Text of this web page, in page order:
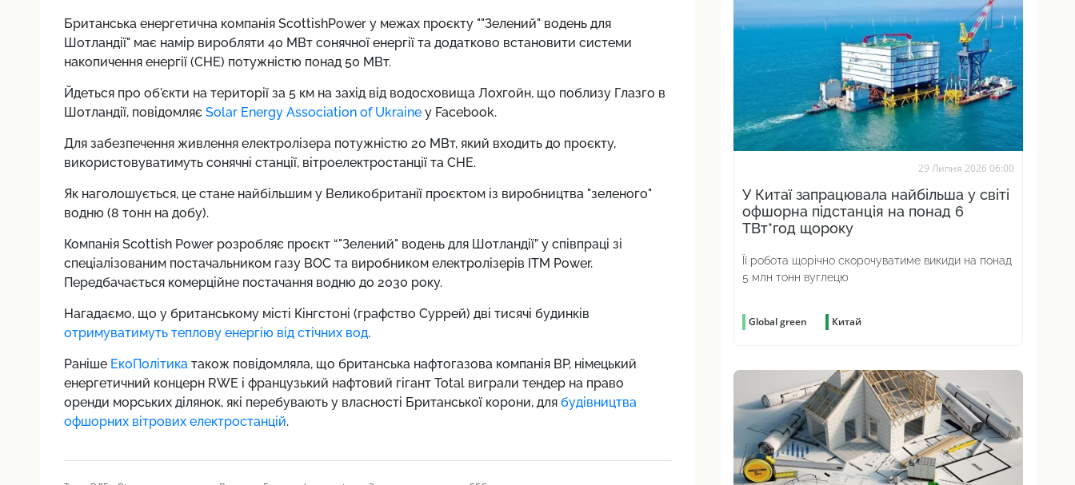
Британська енергетична компанія ScottishPower у межах проєкту ""Зелений" водень для
Шотландії" має намір виробляти 40 МВт сонячної енергії та додатково встановити системи
накопичення енергії (СНЕ) потужністю понад 50 МВт.
Йдеться про об'єкти на території за 5 км на захід від водосховища Лохгойн, що поблизу Глазго в
Шотландії, повідомляє Solar Energy Association of Ukraineу Facebook.
Для забезпечення живлення електролізера потужністю 20 МВт, який входить до проєкту,
використовуватимуть сонячні станції, вітроелектростанції та СНЕ.
Як наголошується, це стане найбільшим у Великобританії проєктом із виробництва "зеленого"
водню (8 тонн на добу).
Компанія Scottish Power розробляє проєкт “"Зелений" водень для Шотландії” у співпраці зі
спеціалізованим постачальником газу BOC та виробником електролізерів ITM Power.
Передбачається комерційне постачання водню до 2030 року.
Нагадаємо, що у британському місті Кінгстоні (графство Суррей) дві тисячі будинків
отримуватимуть теплову енергію від стічних вод.
Раніше ЕкоПолітикатакож повідомляла, що британська нафтогазова компанія BP, німецький
енергетичний концерн RWE і французький нафтовий гігант Total виграли тендер на право
оренди морських ділянок, які перебувають у власності Британської корони, для будівництва
офшорних вітрових електростанцій.
29 Липня 2026 06:00
У Китаї запрацювала найбільша у світі
офшорна підстанція на понад 6
ТВт*год щороку
Її робота щорічно скорочуватиме викиди на понад
5 млн тонн вуглецю
Global green Китай